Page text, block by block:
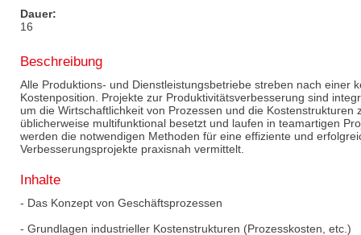
Dauer:
16
Beschreibung
Alle Produktions- und Dienstleistungsbetriebe streben nach einer
Kostenposition. Projekte zur Produktivitätsverbesserung sind
um die Wirtschaftlichkeit von Prozessen und die
üblicherweise multifunktional besetzt und laufen in teamartigen
werden die notwendigen Methoden für eine effiziente und
Verbesserungsprojekte praxisnah vermittelt.
Inhalte
- Das Konzept von Geschäftsprozessen
- Grundlagen industrieller Kostenstrukturen (Prozesskosten, etc.)